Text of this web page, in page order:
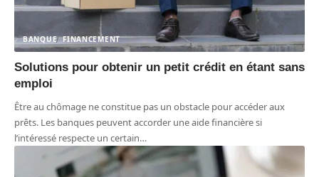
BANQUE FINANCEMENT
Solutions pour obtenir un petit crédit en étant sans
emploi
Être au chômage ne constitue pas un obstacle pour accéder aux
prêts. Les banques peuvent accorder une aide financière si
l’intéressé respecte un certain…